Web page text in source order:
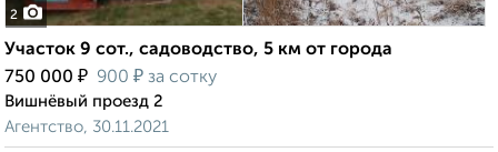
2
Участок 9 сот., садоводство, 5 км от города
750 000 ₽ 900 ₽ за сотку
Вишнёвый проезд 2
Агентство, 30.11.2021